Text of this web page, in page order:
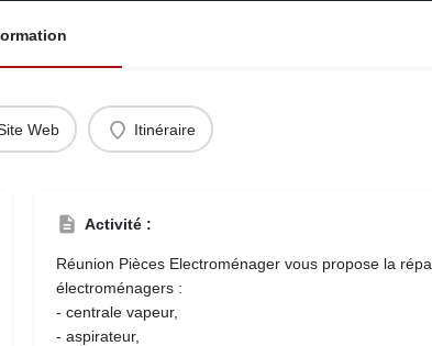
Web Itinéraire
Activité :
Réunion Pièces Electroménager vous propose la
électroménagers :
- centrale vapeur,
- aspirateur,